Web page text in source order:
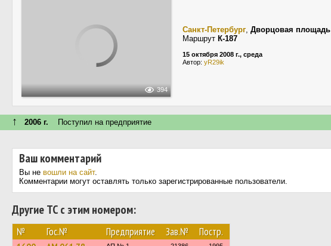
394
Санкт-Петербург, Дворцовая площадь
Маршрут К-187
15 октября 2008 г., среда
Автор: yR29ik
↑ 2006 г. Поступил на предприятие
Ваш комментарий
Вы не вошли на сайт.
Комментарии могут оставлять только зарегистрированные пользователи.
Другие ТС с этим номером:
№ Гос.№ Предприятие Зав.№ Постр.